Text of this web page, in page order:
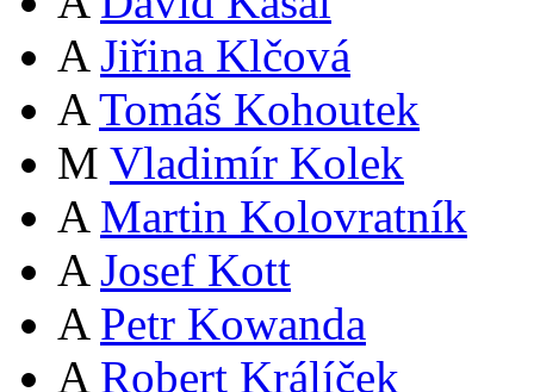
A Jiřina Klčová
A Tomáš Kohoutek
M Vladimír Kolek
A Martin Kolovratník
A Josef Kott
A Petr Kowanda
A Robert Králíček